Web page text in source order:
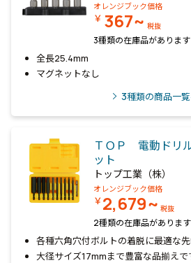
オレンジブック価格
￥ 367~ 税抜
3種類の在庫品があります
全長25.4mm
マグネットなし
3種類の商品一
ＴＯＰ 電動ドリ
ット
トップ工業（株）
オレンジブック価格
￥2,679~ 税抜
2種類の在庫品があります
各種六角穴付ボルトの着脱に最適な先
大径サイズ17mmまで豊富な品揃えで